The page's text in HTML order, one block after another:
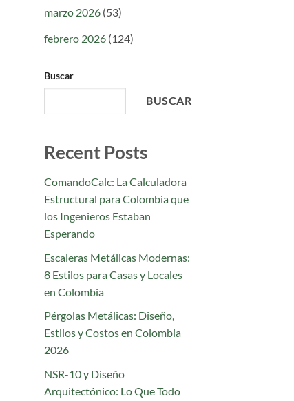
marzo 2026(53)
febrero 2026(124)
Buscar
BUSCAR
Recent Posts
ComandoCalc: La Calculadora
Estructural para Colombia que
los Ingenieros Estaban
Esperando
Escaleras Metálicas Modernas:
8 Estilos para Casas y Locales
en Colombia
Pérgolas Metálicas: Diseño,
Estilos y Costos en Colombia
2026
NSR-10 y Diseño
Arquitectónico: Lo Que Todo